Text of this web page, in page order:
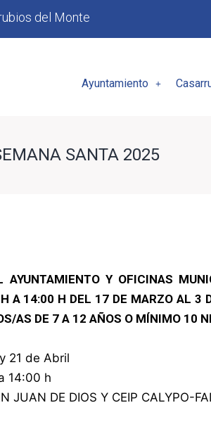
del Monte
Ayuntamiento
SANTA 2025
AYUNTAMIENTO Y OFICINAS
A 14:00 H DEL 17 DE MARZO AL 3
AS DE 7 A 12 AÑOS O MÍNIMO 10
21 de Abril
14:00 h
JUAN DE DIOS Y CEIP CALYPO-